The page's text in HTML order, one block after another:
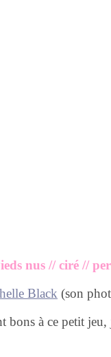
nus // ciré //
Black (son
à ce petit